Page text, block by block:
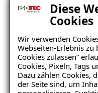
Diese
Cookies
Wir verwenden
Webseiten-Erlebnis zu
Cookies zulassen”
Cookies, Pixeln, Tags
Dazu zählen Cookies,
der Seite sind, um
Als
von uns eine
kompetente
Wir legen
individuelle